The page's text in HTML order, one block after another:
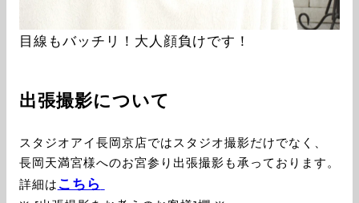
目線もバッチリ！大人顔負けです！
出張撮影について
スタジオアイ長岡京店ではスタジオ撮影だけでなく、
長岡天満宮様へのお宮参り出張撮影も承っております。
詳細は こちら